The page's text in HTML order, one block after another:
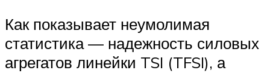
Как показывает неумолимая
статистика — надежность силовых
агрегатов линейки TSI (TFSI), а